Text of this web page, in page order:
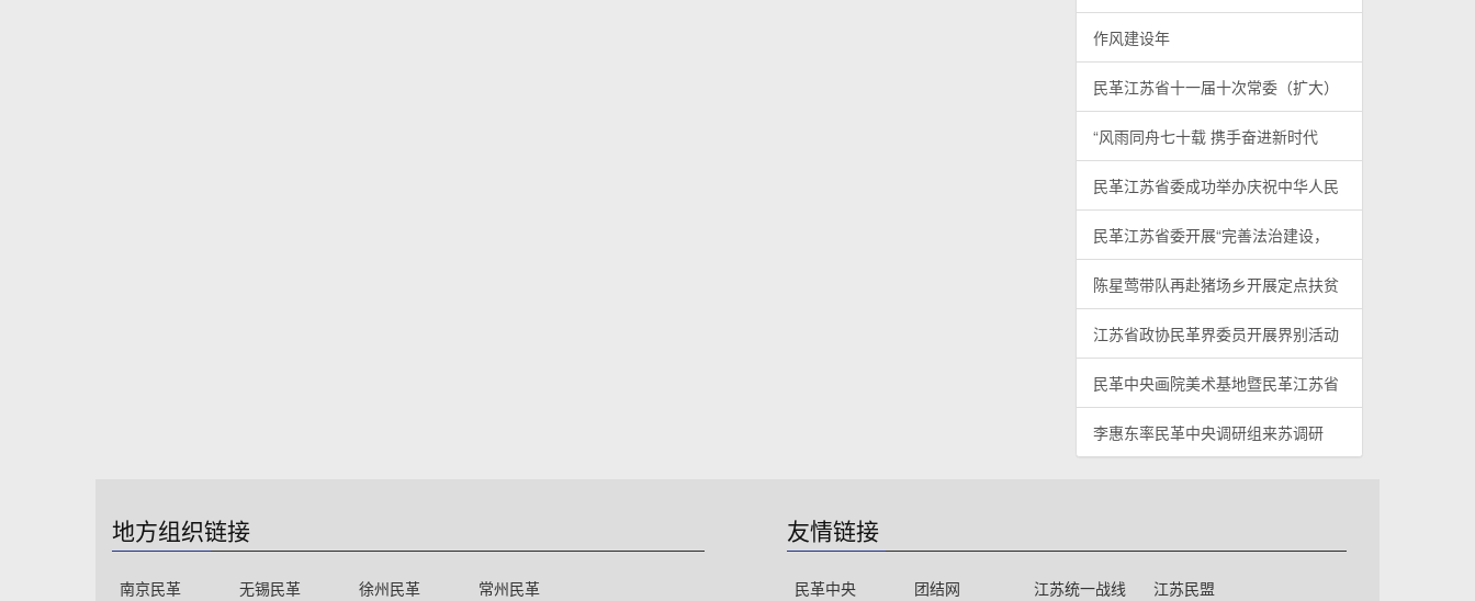
作风建设年
民革江苏省十一届十次常委（扩大）
“风雨同舟七十载 携手奋进新时代
民革江苏省委成功举办庆祝中华人民
民革江苏省委开展“完善法治建设，
陈星莺带队再赴猪场乡开展定点扶贫
江苏省政协民革界委员开展界别活动
民革中央画院美术基地暨民革江苏省
李惠东率民革中央调研组来苏调研
地方组织链接
南京民革 无锡民革 徐州民革 常州民革
友情链接
民革中央 团结网 江苏统一战线 江苏民盟